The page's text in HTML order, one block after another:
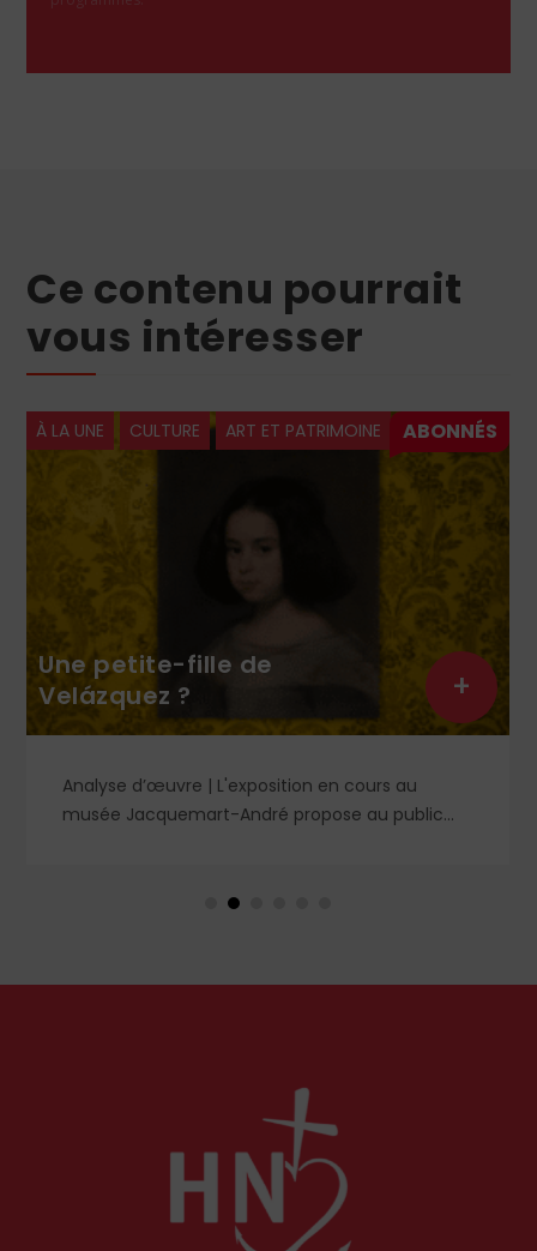
Ce contenu pourrait
vous intéresser
À LA UNE CULTURE ART ET PATRIMOINE
Une petite-fille de
Velázquez ?
Analyse d’œuvre | L'exposition en cours au
musée Jacquemart-André propose au public
dans un style qui tranche avec les ceux qui
+